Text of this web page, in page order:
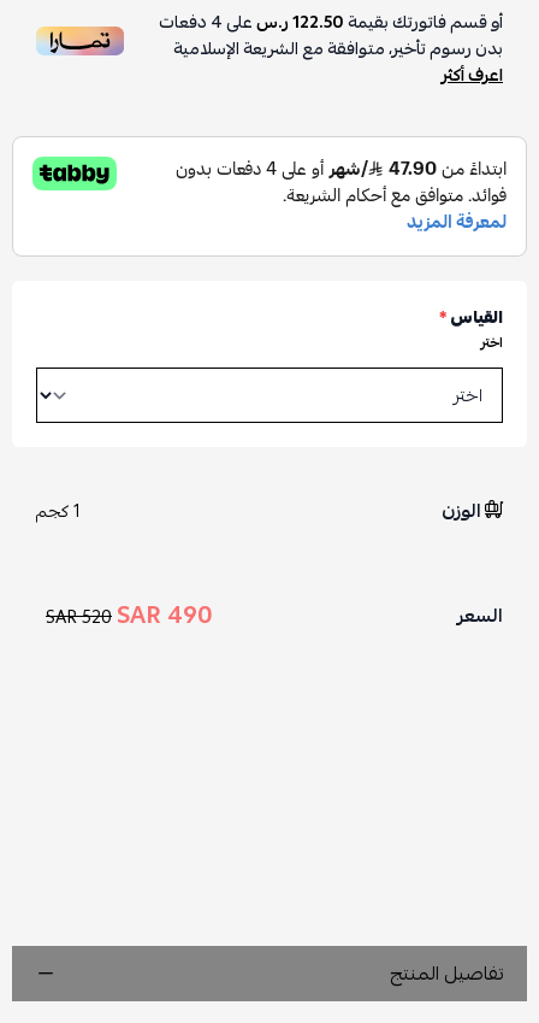
أو قسم فاتورتك بقيمة122.50 ر.س على4دفعات
بدون رسوم تأخير، متوافقة مع الشريعة الإسلامية
اعرف أكثر
القياس*
اختر
الوزن 1 كجم
السعر 490 SAR
520 SAR
تفاصيل المنتج